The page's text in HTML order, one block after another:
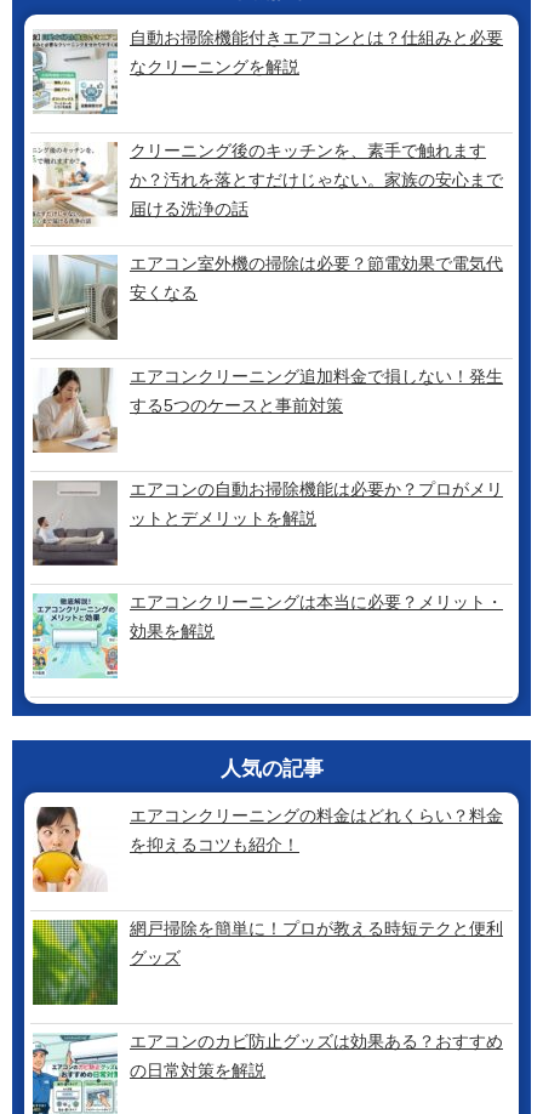
自動お掃除機能付きエアコンとは？仕組みと必要
なクリーニングを解説
クリーニング後のキッチンを、素手で触れます
か？汚れを落とすだけじゃない。家族の安心まで
届ける洗浄の話
エアコン室外機の掃除は必要？節電効果で電気代
安くなる
エアコンクリーニング追加料金で損しない！発生
する5つのケースと事前対策
エアコンの自動お掃除機能は必要か？プロがメリ
ットとデメリットを解説
エアコンクリーニングは本当に必要？メリット・
効果を解説
人気の記事
エアコンクリーニングの料金はどれくらい？料金
を抑えるコツも紹介！
網戸掃除を簡単に！プロが教える時短テクと便利
グッズ
エアコンのカビ防止グッズは効果ある？おすすめ
の日常対策を解説